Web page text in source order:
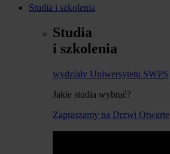
Studia i szkolenia
Studia
i szkolenia
wydziały Uniwersytetu SWPS
Jakie studia wybrać?
Zapraszamy na Drzwi Otwarte